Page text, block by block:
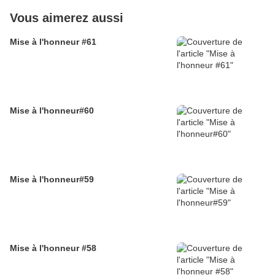
Vous aimerez aussi
Mise à l'honneur #61
Mise à l'honneur#60
Mise à l'honneur#59
Mise à l'honneur #58